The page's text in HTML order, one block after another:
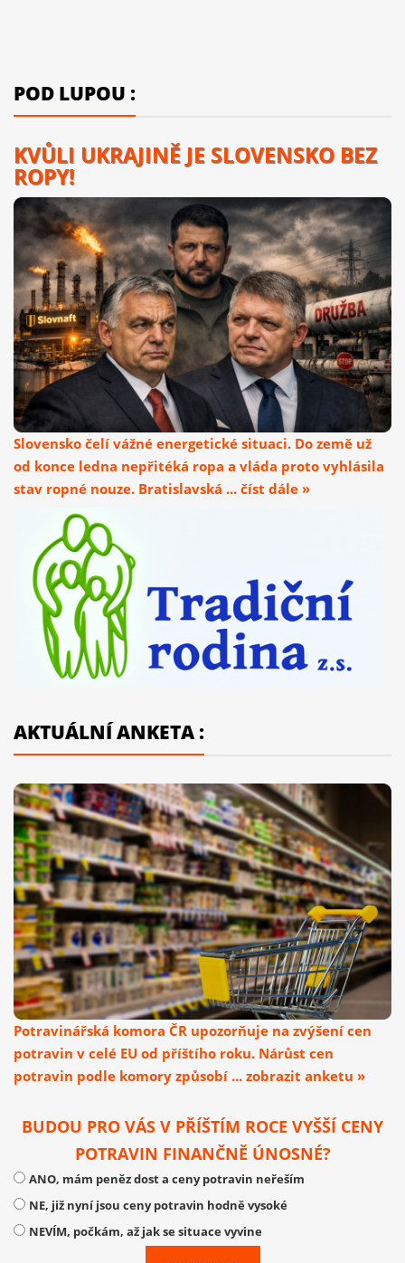
POD LUPOU :
KVŮLI UKRAJINĚ JE SLOVENSKO BEZ
ROPY!
Slovensko čelí vážné energetické situaci. Do země už
od konce ledna nepřitéká ropa a vláda proto vyhlásila
stav ropné nouze. Bratislavská ... číst dále »
AKTUÁLNÍ ANKETA :
Potravinářská komora ČR upozorňuje na zvýšení cen
potravin v celé EU od příštího roku. Nárůst cen
potravin podle komory způsobí ... zobrazit anketu »
BUDOU PRO VÁS V PŘÍŠTÍM ROCE VYŠŠÍ CENY
POTRAVIN FINANČNĚ ÚNOSNÉ?
ANO, mám peněz dost a ceny potravin neřeším
NE, již nyní jsou ceny potravin hodně vysoké
NEVÍM, počkám, až jak se situace vyvine